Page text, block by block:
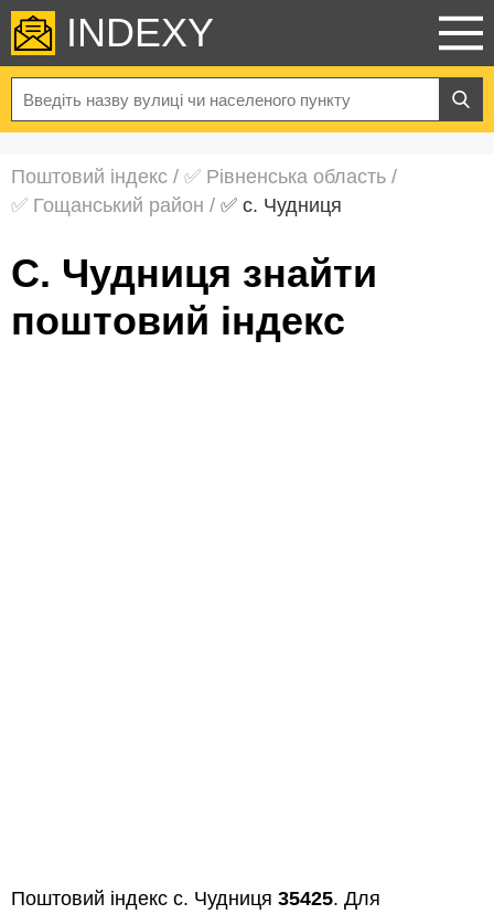
INDEXY
Поштовий індекс / ✅ Рівненська область /
✅ Гощанський район / ✅ с. Чудниця
с. Чудниця знайти
поштовий індекс
Поштовий індекс с. Чудниця 35425. Для